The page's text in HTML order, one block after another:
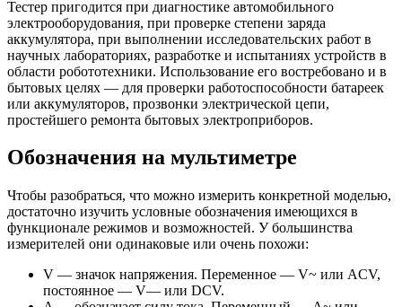
Тестер пригодится при диагностике автомобильного
электрооборудования, при проверке степени заряда
аккумулятора, при выполнении исследовательских работ в
научных лабораториях, разработке и испытаниях устройств в
области робототехники. Использование его востребовано и в
бытовых целях — для проверки работоспособности батареек
или аккумуляторов, прозвонки электрической цепи,
простейшего ремонта бытовых электроприборов.
Обозначения на мультиметре
Чтобы разобраться, что можно измерить конкретной моделью,
достаточно изучить условные обозначения имеющихся в
функционале режимов и возможностей. У большинства
измерителей они одинаковые или очень похожи:
V — значок напряжения. Переменное — V~ или ACV,
постоянное — V— или DCV.